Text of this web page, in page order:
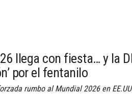
llega con fiesta… y la
por el fentanilo
rumbo al Mundial 2026 en